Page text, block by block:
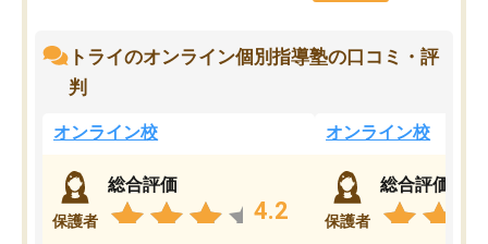
トライのオンライン個別指導塾の口コミ・評
判
オンライン校
保護者
総合評価
4.2
オンライン校
保護者
総合評価